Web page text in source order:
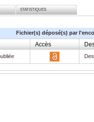
STATISTIQUES
Fichier(s) déposé(s) par
Accès